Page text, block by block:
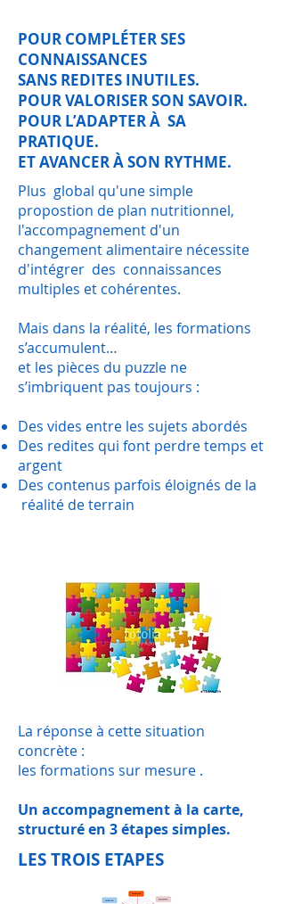
POUR COMPLÉTER SES
CONNAISSANCES
SANS REDITES INUTILES.
POUR VALORISER SON SAVOIR.
POUR L’ADAPTER À SA
PRATIQUE.
ET AVANCER À SON RYTHME.
Plus global qu'une simple
propostion de plan nutritionnel,
l'accompagnement d'un
changement alimentaire nécessite
d'intégrer des connaissances
multiples et cohérentes.
Mais dans la réalité, les formations
s’accumulent…
et les pièces du puzzle ne
s’imbriquent pas toujours :
Des vides entre les sujets abordés
Des redites qui font perdre temps et
argent
Des contenus parfois éloignés de la
réalité de terrain
La réponse à cette situation
concrète :
les formations sur mesure .
Un accompagnement à la carte,
structuré en 3 étapes simples.
LES TROIS ETAPES